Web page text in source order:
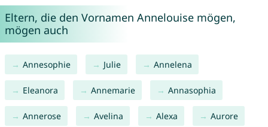
Eltern, die den Vornamen Annelouise mögen,
mögen auch
Annesophie Julie Annelena
Eleanora Annemarie Annasophia
Annerose Avelina Alexa Aurore